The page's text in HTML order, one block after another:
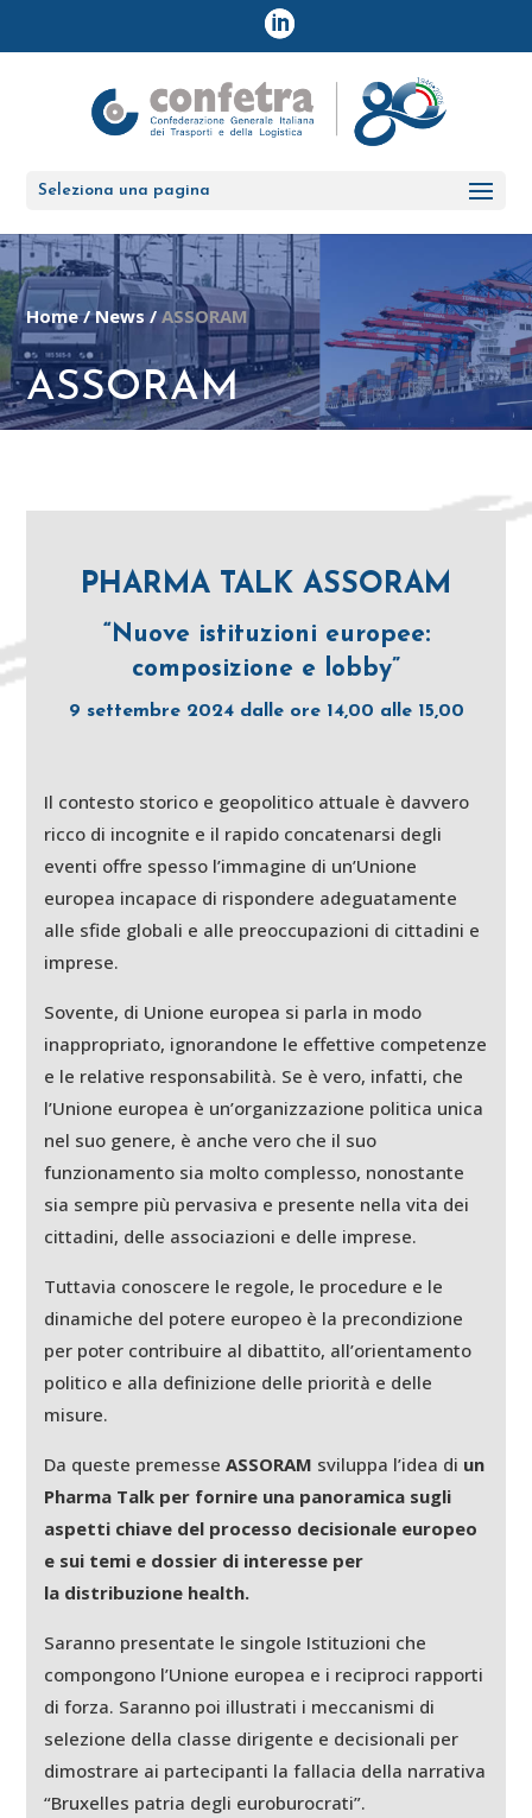
Seleziona una pagina
Home/News /ASSORAM
ASSORAM
PHARMA TALK ASSORAM
“Nuove istituzioni europee:
composizione e lobby”
9 settembre 2024 dalle ore 14,00 alle 15,00
Il contesto storico e geopolitico attuale è davvero
ricco di incognite e il rapido concatenarsi degli
eventi offre spesso l’immagine di un’Unione
europea incapace di rispondere adeguatamente
alle sfide globali e alle preoccupazioni di cittadini e
imprese.
Sovente, di Unione europea si parla in modo
inappropriato, ignorandone le effettive competenze
e le relative responsabilità. Se è vero, infatti, che
l’Unione europea è un’organizzazione politica unica
nel suo genere, è anche vero che il suo
funzionamento sia molto complesso, nonostante
sia sempre più pervasiva e presente nella vita dei
cittadini, delle associazioni e delle imprese.
Tuttavia conoscere le regole, le procedure e le
dinamiche del potere europeo è la precondizione
per poter contribuire al dibattito, all’orientamento
politico e alla definizione delle priorità e delle
misure.
Da queste premesseASSORAM sviluppa l’idea di un
Pharma Talk per fornire una panoramica sugli
aspetti chiave del processo decisionale europeo
e sui temi e dossier di interesse per
la distribuzione health.
Saranno presentate le singole Istituzioni che
compongono l’Unione europea e i reciproci rapporti
di forza. Saranno poi illustrati i meccanismi di
selezione della classe dirigente e decisionali per
dimostrare ai partecipanti la fallacia della narrativa
“Bruxelles patria degli euroburocrati”.